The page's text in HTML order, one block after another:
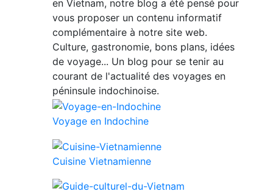
en Vietnam, notre blog a été pensé pour
vous proposer un contenu informatif
complémentaire à notre site web.
Culture, gastronomie, bons plans, idées
de voyage... Un blog pour se tenir au
courant de l'actualité des voyages en
péninsule indochinoise.
Voyage en Indochine
Cuisine Vietnamienne